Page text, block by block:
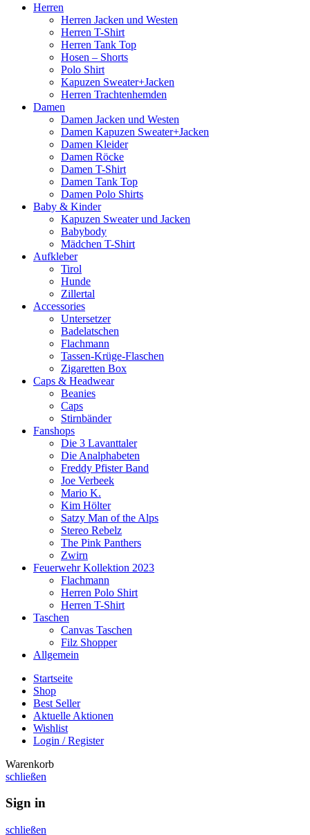
Herren
Herren Jacken und Westen
Herren T-Shirt
Herren Tank Top
Hosen – Shorts
Polo Shirt
Kapuzen Sweater+Jacken
Herren Trachtenhemden
Damen
Damen Jacken und Westen
Damen Kapuzen Sweater+Jacken
Damen Kleider
Damen Röcke
Damen T-Shirt
Damen Tank Top
Damen Polo Shirts
Baby & Kinder
Kapuzen Sweater und Jacken
Babybody
Mädchen T-Shirt
Aufkleber
Tirol
Hunde
Zillertal
Accessories
Untersetzer
Badelatschen
Flachmann
Tassen-Krüge-Flaschen
Zigaretten Box
Caps & Headwear
Beanies
Caps
Stirnbänder
Fanshops
Die 3 Lavanttaler
Die Analphabeten
Freddy Pfister Band
Joe Verbeek
Mario K.
Kim Hölter
Satzy Man of the Alps
Stereo Rebelz
The Pink Panthers
Zwirn
Feuerwehr Kollektion 2023
Flachmann
Herren Polo Shirt
Herren T-Shirt
Taschen
Canvas Taschen
Filz Shopper
Allgemein
Startseite
Shop
Best Seller
Aktuelle Aktionen
Wishlist
Login / Register
Warenkorb
schließen
Sign in
schließen